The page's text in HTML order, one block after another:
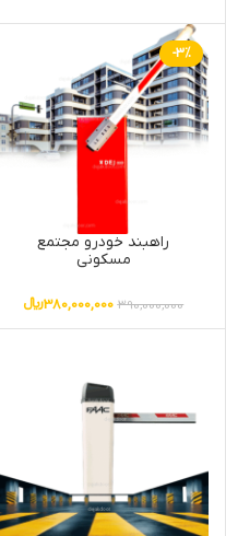
-3%
راهبند خودرو مجتمع
مسکونی
390,000,000
380,000,000﷼